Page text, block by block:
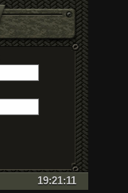
19:21:11